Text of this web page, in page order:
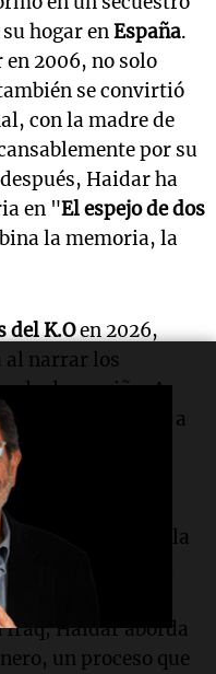
hogar enEspaña.
2006, no solo
se convirtió
con la madre de
por su
Haidar ha
en "El espejo de dos
la memoria, la
del K.Oen 2026,
al narrar los
de un niño. A
es transportado a
inocencia de
de su
optimista,
sino también la
de la adversidad.
Iraq, Haidar aborda
un proceso que